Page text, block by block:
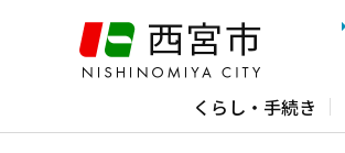
ジ
くらし・手続き